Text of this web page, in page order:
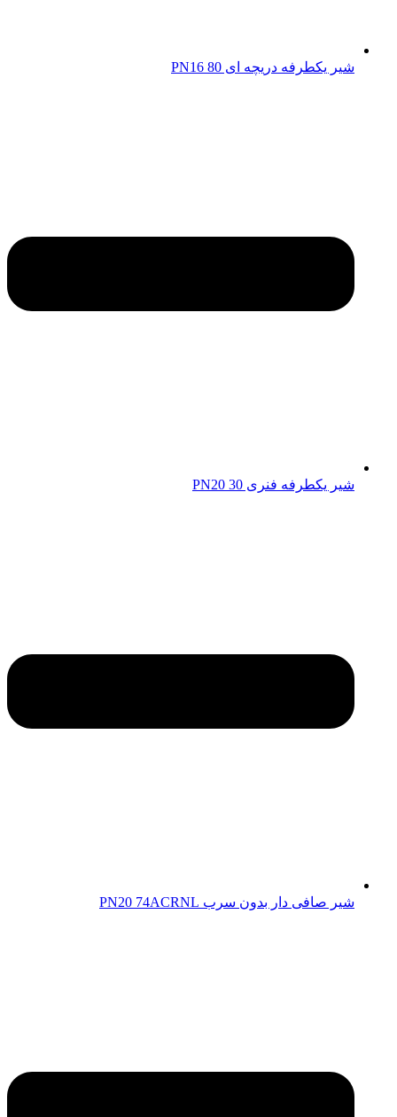
شیر یکطرفه دریچه ای 80 PN16
شیر یکطرفه فنری 30 PN20
شیر صافی دار بدون سرب PN20 74ACRNL